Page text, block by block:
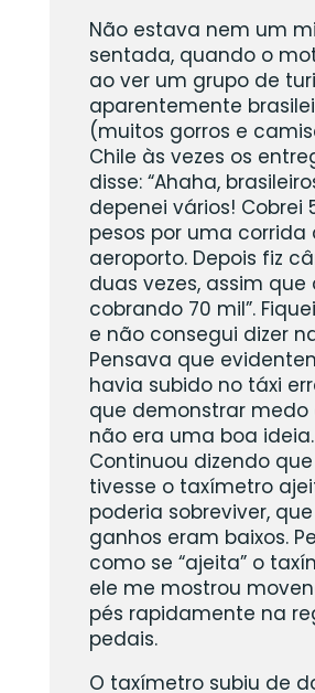
Não estava nem um
sentada, quando o
ao ver um grupo de
aparentemente
(muitos gorros e
Chile às vezes os
disse: “Ahaha,
depenei vários! Cobrei
pesos por uma corrida
aeroporto. Depois fiz
duas vezes, assim que
cobrando 70 mil”.
e não consegui dizer
Pensava que
havia subido no táxi
que demonstrar medo
não era uma boa ideia.
Continuou dizendo
tivesse o taxímetro
poderia sobreviver,
ganhos eram baixos.
como se “ajeita” o
ele me mostrou
pés rapidamente na
pedais.
O taxímetro subiu de